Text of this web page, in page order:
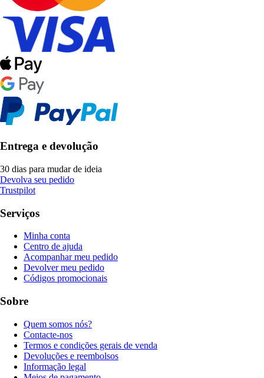
Entrega e devolução
30 dias para mudar de ideia
Devolva seu pedido
Trustpilot
Serviços
Minha conta
Centro de ajuda
Acompanhar meu pedido
Devolver meu pedido
Códigos promocionais
Sobre
Quem somos nós?
Contacte-nos
Termos e condições gerais de venda
Devoluções e reembolsos
Informação legal